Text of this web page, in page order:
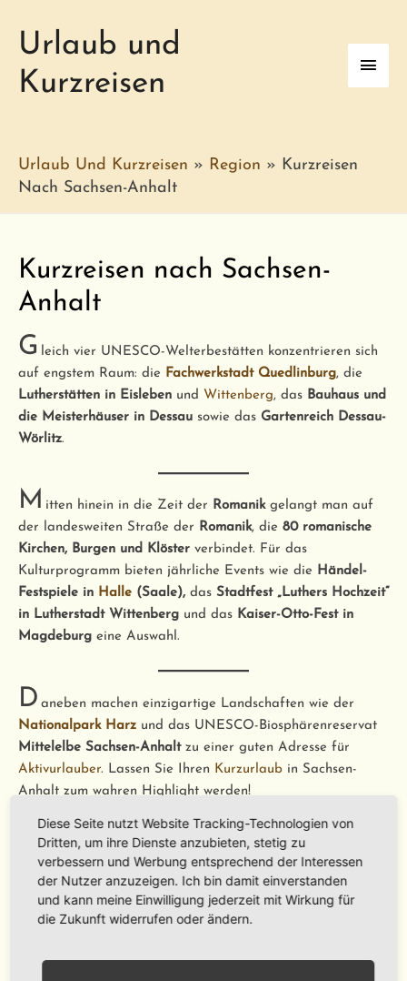
Urlaub und
Kurzreisen
Urlaub Und Kurzreisen » Region » Kurzreisen
Nach Sachsen-Anhalt
Kurzreisen nach Sachsen-
Anhalt
G leich vier UNESCO-Welterbestätten konzentrieren sich
auf engstem Raum: die Fachwerkstadt Quedlinburg, die
Lutherstätten in Eisleben und Wittenberg, das Bauhaus und
die Meisterhäuser in Dessau sowie das Gartenreich Dessau-
Wörlitz.
M itten hinein in die Zeit der Romanikgelangt man auf
der landesweiten Straße der Romanik, die 80 romanische
Kirchen, Burgen und Klöster verbindet. Für das
Kulturprogramm bieten jährliche Events wie die Händel-
Festspiele in Halle (Saale), das Stadtfest „Luthers Hochzeit“
in Lutherstadt Wittenberg und das Kaiser-Otto-Fest in
Magdeburg eine Auswahl.
D aneben machen einzigartige Landschaften wie der
Nationalpark Harz und das UNESCO-Biosphärenreservat
Mittelelbe Sachsen-Anhaltzu einer guten Adresse für
Aktivurlauber. Lassen Sie Ihren Kurzurlaub in Sachsen-
Anhalt zum wahren Highlight werden!
Diese Seite nutzt Website Tracking-Technologien von
Dritten, um ihre Dienste anzubieten, stetig zu
verbessern und Werbung entsprechend der Interessen
der Nutzer anzuzeigen. Ich bin damit einverstanden
und kann meine Einwilligung jederzeit mit Wirkung für
die Zukunft widerrufen oder ändern.